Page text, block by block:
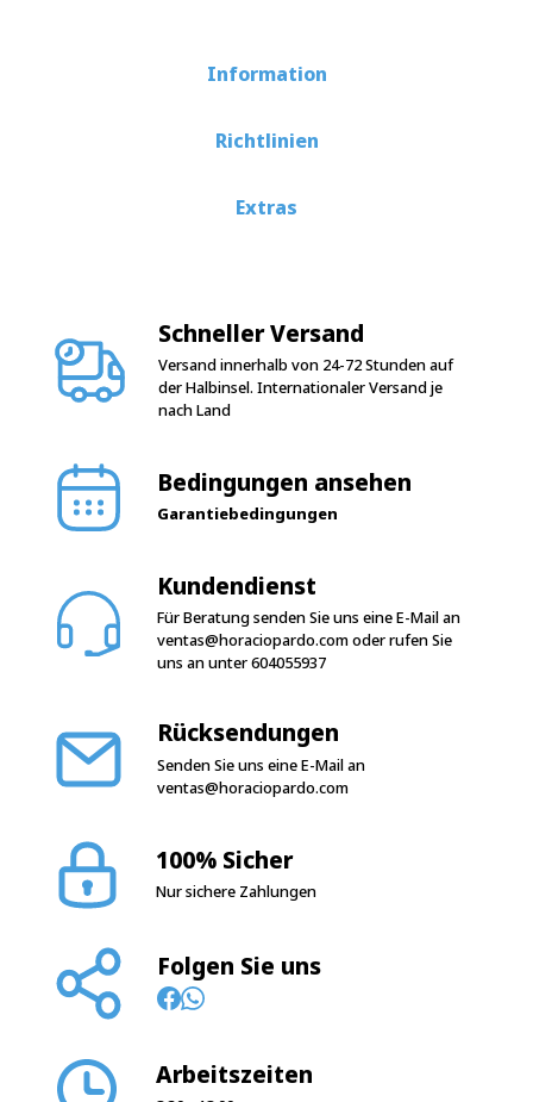
Information
Richtlinien
Extras
Schneller Versand
Versand innerhalb von 24-72 Stunden auf
der Halbinsel. Internationaler Versand je
nach Land
Bedingungen ansehen
Garantiebedingungen
Kundendienst
Für Beratung senden Sie uns eine E-Mail an
ventas@horaciopardo.comoder rufen Sie
uns an unter604055937
Rücksendungen
Senden Sie uns eine E-Mail an
ventas@horaciopardo.com
100% Sicher
Nur sichere Zahlungen
Folgen Sie uns
Arbeitszeiten